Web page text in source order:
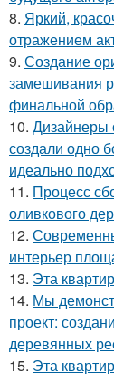
8. Яркий,
отражением
9. Создание
замешивания
финальной
10. Дизайнеры
создали одно
идеально
11. Процесс
оливкового
12.
интерьер
13. Эта
14. Мы
проект:
деревянных
15. Эта